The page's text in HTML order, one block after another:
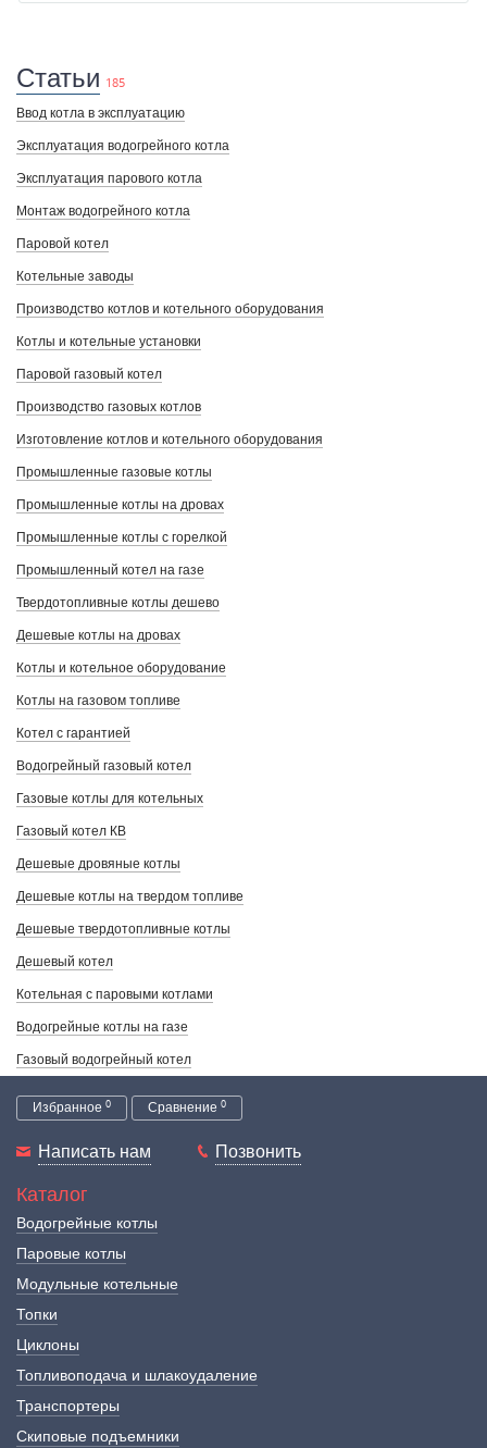
Статьи 185
Ввод котла в эксплуатацию
Эксплуатация водогрейного котла
Эксплуатация парового котла
Монтаж водогрейного котла
Паровой котел
Котельные заводы
Производство котлов и котельного оборудования
Котлы и котельные установки
Паровой газовый котел
Производство газовых котлов
Изготовление котлов и котельного оборудования
Промышленные газовые котлы
Промышленные котлы на дровах
Промышленные котлы с горелкой
Промышленный котел на газе
Твердотопливные котлы дешево
Дешевые котлы на дровах
Котлы и котельное оборудование
Котлы на газовом топливе
Котел с гарантией
Водогрейный газовый котел
Газовые котлы для котельных
Газовый котел КВ
Дешевые дровяные котлы
Дешевые котлы на твердом топливе
Дешевые твердотопливные котлы
Дешевый котел
Котельная с паровыми котлами
Водогрейные котлы на газе
Газовый водогрейный котел
Избранное 0 Сравнение 0
Написать нам Позвонить
Каталог
Водогрейные котлы
Паровые котлы
Модульные котельные
Топки
Циклоны
Топливоподача и шлакоудаление
Транспортеры
Скиповые подъемники